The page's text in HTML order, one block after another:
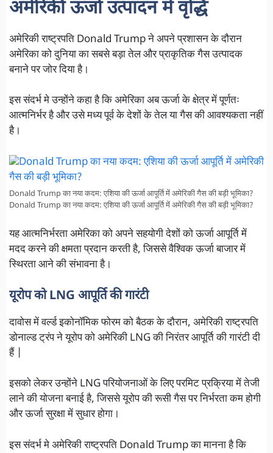
अमेरिकी ऊर्जा उत्पादन में वृद्धि
अमेरिकी राष्ट्रपति Donald Trump ने अपने प्रशासन के दौरान
अमेरिका को दुनिया का सबसे बड़ा तेल और प्राकृतिक गैस उत्पादक
बनाने पर जोर दिया है।
इस संदर्भ मे उन्होंने कहा है कि अमेरिका अब ऊर्जा के क्षेत्र में पूर्णतः
आत्मनिर्भर है और उसे मध्य पूर्व के देशों के तेल या गैस की आवश्यकता नहीं
है।
Donald Trump का नया कदम: एशिया की ऊर्जा आपूर्ति में अमेरिकी गैस की बड़ी भूमिका?
Donald Trump का नया कदम: एशिया की ऊर्जा आपूर्ति में अमेरिकी गैस की बड़ी भूमिका?
यह आत्मनिर्भरता अमेरिका को अपने सहयोगी देशों को ऊर्जा आपूर्ति में
मदद करने की क्षमता प्रदान करती है, जिससे वैश्विक ऊर्जा बाजार में
स्थिरता आने की संभावना है।
यूरोप को LNG आपूर्ति की गारंटी
दावोस में वर्ल्ड इकोनॉमिक फोरम को बैठक के दौरान, अमेरिकी राष्ट्रपति
डोनाल्ड ट्रंप ने यूरोप को अमेरिकी LNG की निरंतर आपूर्ति की गारंटी दी
हैं |
इसको लेकर उन्होंने LNG परियोजनाओं के लिए परमिट प्रक्रिया में तेजी
लाने की योजना बनाई है, जिससे यूरोप की रूसी गैस पर निर्भरता कम होगी
और ऊर्जा सुरक्षा में सुधार होगा।
इस संदर्भ मे अमेरिकी राष्ट्रपति Donald Trump का मानना है कि